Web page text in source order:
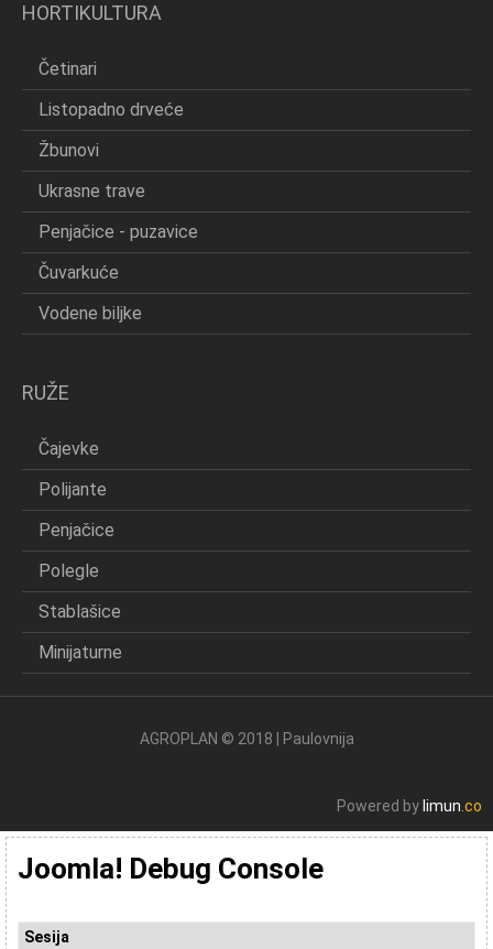
HORTIKULTURA
Četinari
Listopadno drveće
Žbunovi
Ukrasne trave
Penjačice - puzavice
Čuvarkuće
Vodene biljke
RUŽE
Čajevke
Polijante
Penjačice
Polegle
Stablašice
Minijaturne
AGROPLAN © 2018 | Paulovnija
Powered by limun.co
Joomla! Debug Console
Sesija